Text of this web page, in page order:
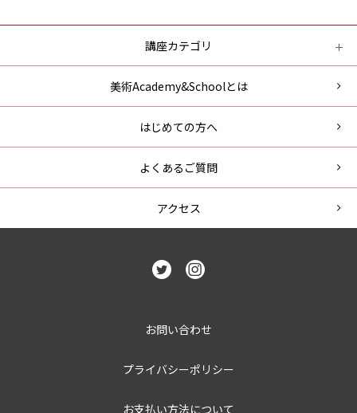
講座カテゴリ
美術Academy&Schoolとは
はじめての方へ
よくあるご質問
アクセス
お問い合わせ
プライバシーポリシー
お支払い方法について